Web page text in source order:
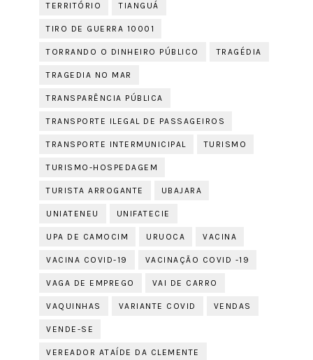
TERRITÓRIO TIANGUÁ
TIRO DE GUERRA 10001
TORRANDO O DINHEIRO PÚBLICO TRAGÉDIA
TRAGEDIA NO MAR
TRANSPARÊNCIA PÚBLICA
TRANSPORTE ILEGAL DE PASSAGEIROS
TRANSPORTE INTERMUNICIPAL TURISMO
TURISMO-HOSPEDAGEM
TURISTA ARROGANTE UBAJARA
UNIATENEU UNIFATECIE
UPA DE CAMOCIM URUOCA VACINA
VACINA COVID-19 VACINAÇÃO COVID -19
VAGA DE EMPREGO VAI DE CARRO
VAQUINHAS VARIANTE COVID VENDAS
VENDE-SE
VEREADOR ATAÍDE DA CLEMENTE